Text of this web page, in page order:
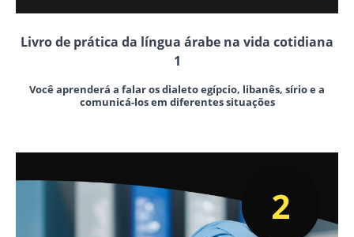
Livro de prática da língua árabe na vida cotidiana
1
Você aprenderá a falar os dialeto egípcio, libanês, sírio e a
comunicá-los em diferentes situações